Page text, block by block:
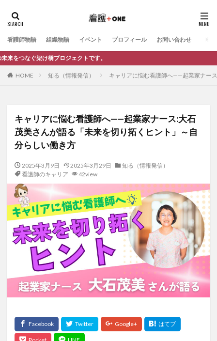
看護師物語 組織物語 イベント プロフィール お問い合わせ
ジェクトです。
HOME 知る（情報発信） キャリアに悩む看護師へ——起業家ナー
キャリアに悩む看護師へ——起業家ナース:大石
茂美さんが語る「未来を切り拓くヒント」～自
分らしい働き方
2025年3月9日 2025年3月29日
知る（情報発信）
看護師のキャリア
42view
カテゴリー
タグ
リーダーシップ
キャリア相談
マネジメント
キャリア・働き方
マンガ小冊子制作
My story
プロの極意
夢かたる人
ママ看護師ゆうの部屋（看護師）
ママ看護師ゆうの部屋（他業種）
教えて○○先生！
ブログ
検索